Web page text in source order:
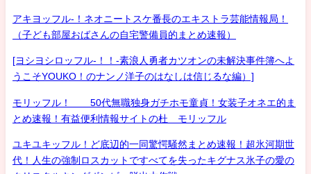
アキヨッフル-！ネオニートスケ番長のエキストラ芸能情報局！
（子ども部屋おばさんの自宅警備員的まとめ速報）
[ヨシヨシロッフル-！！-素浪人勇者カツオンの未解決事件簿へよ
うこそYOUKO！のナンノ洋子のはなしは信じるな編）]
モリッフル！ 50代無職独身ガチホモ童貞！女装子オネエ的ま
とめ速報！有益便利情報サイトの杜 モリッフル
ユキユキッフル！ど底辺的一同驚愕騒然まとめ速報！超氷河期世
代！人生の強制ロスカットですべてを失ったキグナス氷子の愛の